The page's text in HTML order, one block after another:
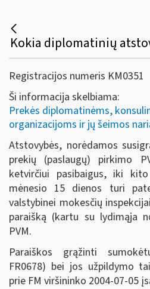
Registracijos numeris KM0351
Ši informacija skelbiama:
Prekės diplomatinėms,
organizacijoms ir jų šeimos
Atstovybės, norėdamos
prekių (paslaugų) pirkimo
ketvirčiui pasibaigus, iki
mėnesio 15 dienos turi
valstybinei mokesčių
paraišką (kartu su lydimąja
PVM.
Paraiškos grąžinti
FR0678) bei jos užpildymo
prie FM viršininko 2004-07-05